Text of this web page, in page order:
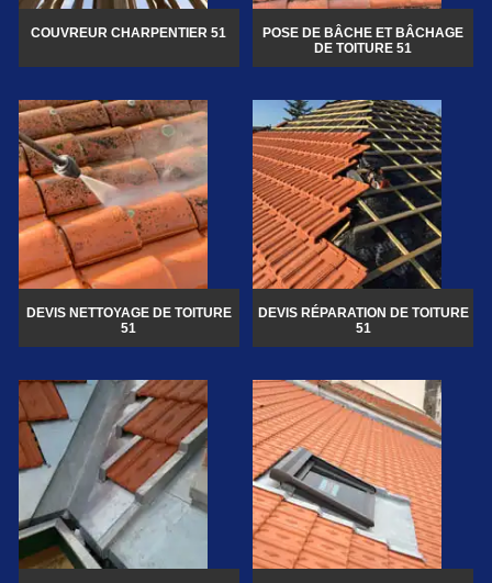
COUVREUR CHARPENTIER 51
POSE DE BÂCHE ET BÂCHAGE
DE TOITURE 51
DEVIS NETTOYAGE DE TOITURE
51
DEVIS RÉPARATION DE TOITURE
51